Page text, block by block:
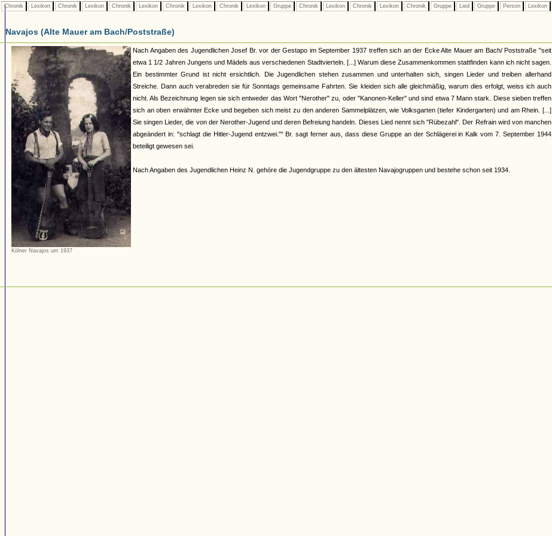
Chronik Lexikon Chronik Lexikon Chronik Lexikon Chronik Lexikon Chronik Lexikon Gruppe Chronik Lexikon Chronik Lexikon Chronik Gruppe Lied Gruppe Person Lexikon
Navajos (Alte Mauer am Bach/Poststraße)
Kölner Navajos um 1937
Nach Angaben des Jugendlichen Josef Br. vor der Gestapo im September 1937 treffen sich an der Ecke Alte Mauer am Bach/ Poststraße "seit
etwa 1 1/2 Jahren Jungens und Mädels aus verschiedenen Stadtvierteln. [...] Warum diese Zusammenkommen stattfinden kann ich nicht sagen.
Ein bestimmter Grund ist nicht ersichtlich. Die Jugendlichen stehen zusammen und unterhalten sich, singen Lieder und treiben allerhand
Streiche. Dann auch verabreden sie für Sonntags gemeinsame Fahrten. Sie kleiden sich alle gleichmäßig, warum dies erfolgt, weiss ich auch
nicht. Als Bezeichnung legen sie sich entweder das Wort "Nerother" zu, oder "Kanonen-Keller" und sind etwa 7 Mann stark. Diese sieben treffen
sich an oben erwähnter Ecke und begeben sich meist zu den anderen Sammelplätzen, wie Volksgarten (tiefer Kindergarten) und am Rhein. [...]
Sie singen Lieder, die von der Nerother-Jugend und deren Befreiung handeln. Dieses Lied nennt sich "Rübezahl". Der Refrain wird von manchen
abgeändert in: "schlagt die Hitler-Jugend entzwei."“ Br. sagt ferner aus, dass diese Gruppe an der Schlägerei in Kalk vom 7. September 1944
beteiligt gewesen sei.
Nach Angaben des Jugendlichen Heinz N. gehöre die Jugendgruppe zu den ältesten Navajogruppen und bestehe schon seit 1934.